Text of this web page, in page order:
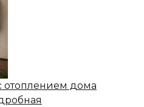
отоплением дома